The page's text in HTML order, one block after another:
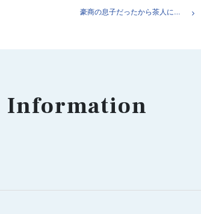
豪商の息子だったから茶人になれた千利休。大阪府堺市
Information